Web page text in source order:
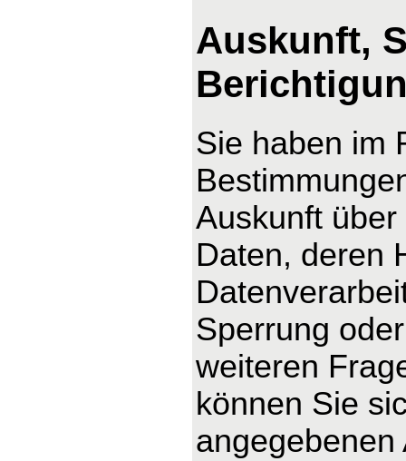
Auskunft,
Sie haben im
Auskunft
Daten, deren
Sperrung
weiteren
können Sie